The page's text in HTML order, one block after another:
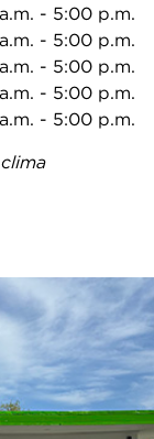
- 5:00 p.m.
- 5:00 p.m.
- 5:00 p.m.
- 5:00 p.m.
- 5:00 p.m.